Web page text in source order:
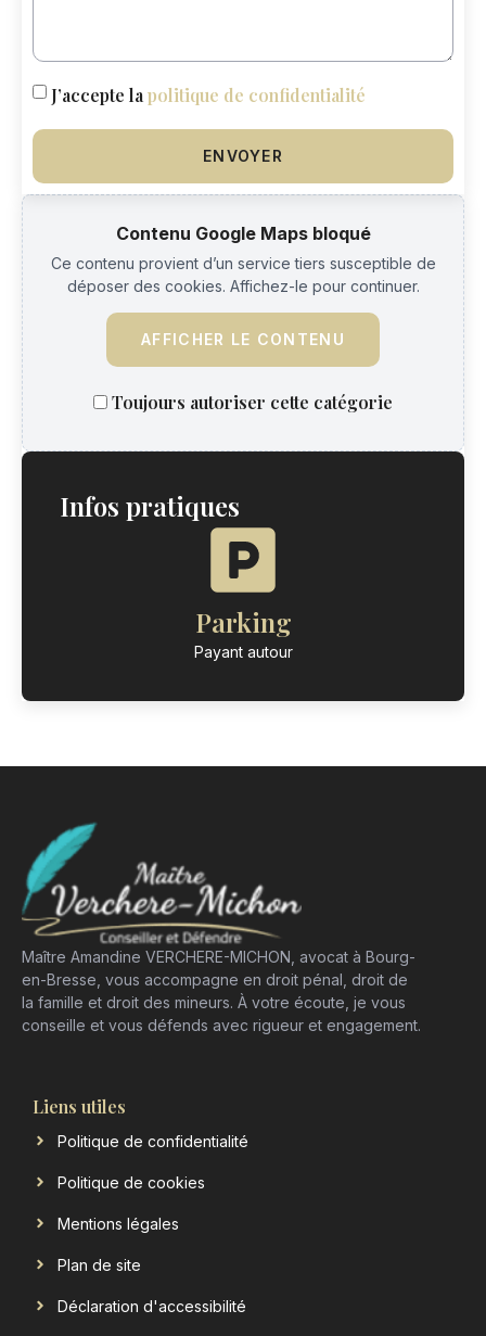
Contenu Google Maps bloqué
Ce contenu provient d’un service tiers susceptible de
déposer des cookies. Affichez-le pour continuer.
AFFICHER LE CONTENU
Toujours autoriser cette catégorie
Infos pratiques
Parking
Payant autour
J’accepte lapolitique de confidentialité
ENVOYER
Maître Amandine VERCHERE-MICHON, avocat à Bourg-
en-Bresse, vous accompagne en droit pénal, droit de
la famille et droit des mineurs. À votre écoute, je vous
conseille et vous défends avec rigueur et engagement.
Liens utiles
Politique de confidentialité
Politique de cookies
Mentions légales
Plan de site
Déclaration d'accessibilité